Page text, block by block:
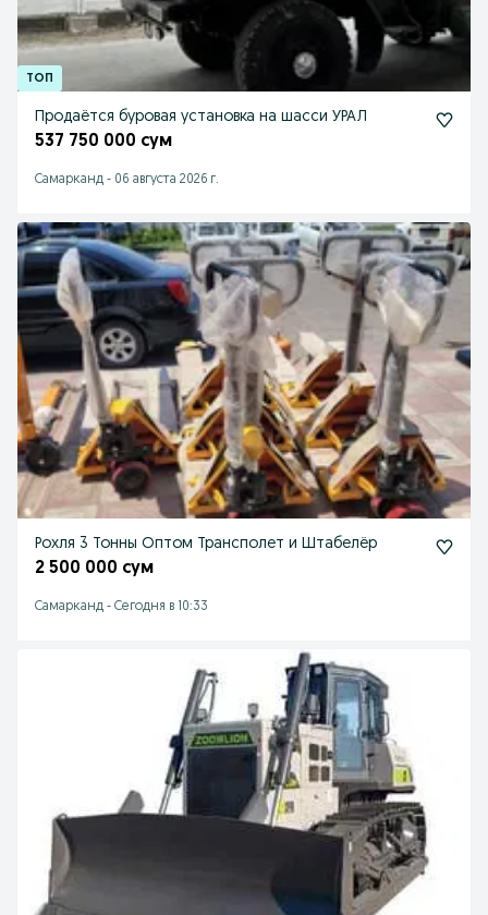
Продаётся буровая установка на шасси УРАЛ
537 750 000 сум
Самарканд - 06 августа 2026 г.
Рохля 3 Тонны Оптом Трансполет и Штабелёр
2 500 000 сум
Самарканд - Сегодня в 10:33